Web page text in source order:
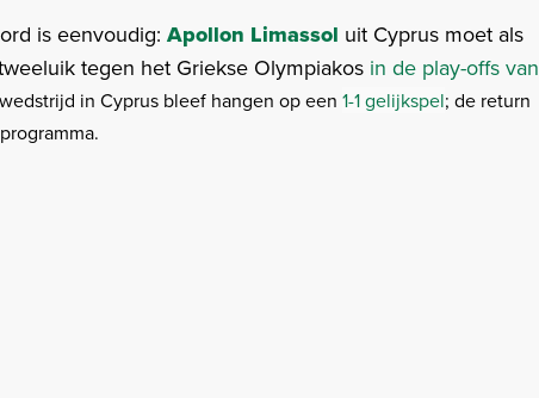
is eenvoudig: Apollon Limassol uit Cyprus moet als
tegen het Griekse Olympiakos in de play-offs van
in Cyprus bleef hangen op een 1-1 gelijkspel; de return